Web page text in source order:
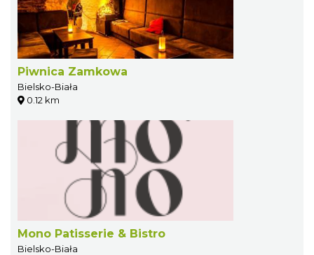
Piwnica Zamkowa
Bielsko-Biała
0.12 km
Mono Patisserie & Bistro
Bielsko-Biała